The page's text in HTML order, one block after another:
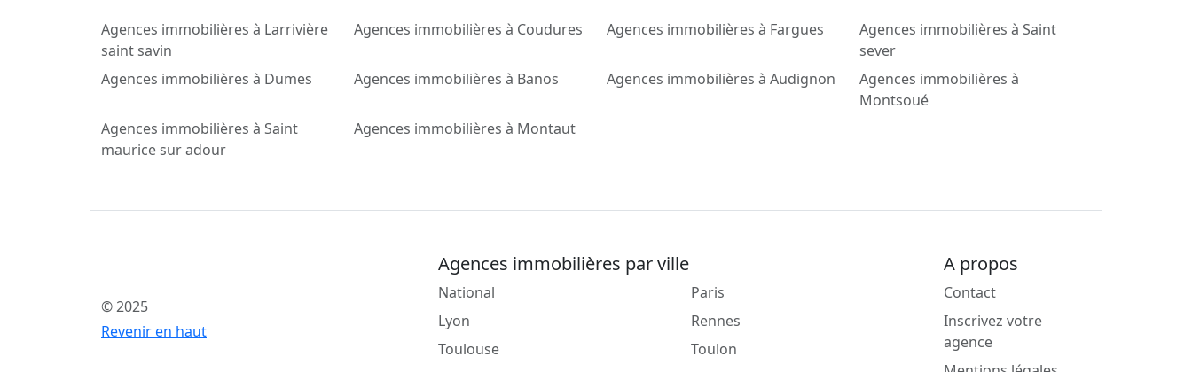
Agences immobilières à Larrivière
saint savin
Agences immobilières à Coudures Agences immobilières à Fargues
Agences immobilières à Saint
sever
Agences immobilières à Dumes
Agences immobilières à Banos Agences immobilières à Audignon
Agences immobilières à
Montsoué
Agences immobilières à Saint
maurice sur adour
Agences immobilières à Montaut
© 2025
Revenir en haut
Agences immobilières par ville
National
Lyon
Toulouse
Paris
Rennes
Toulon
A propos
Contact
Inscrivez votre
agence